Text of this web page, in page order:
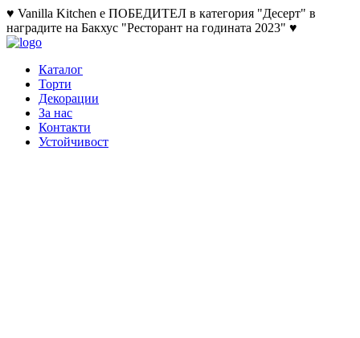
♥ Vanilla Kitchen е ПОБЕДИТЕЛ в категория "Десерт" в
наградите на Бакхус "Ресторант на годината 2023" ♥
Каталог
Торти
Декорации
За нас
Контакти
Устойчивост